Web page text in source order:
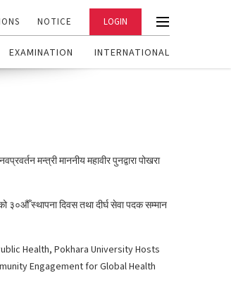
NOTICE LOGIN
EXAMINATION INTERNATIONAL
मन्त्री माननीय महावीर पुनद्वारा पोखरा
३०औँ स्थापना दिवस तथा दीर्घ सेवा पदक सम्मान
Health, Pokhara University Hosts
Engagement for Global Health